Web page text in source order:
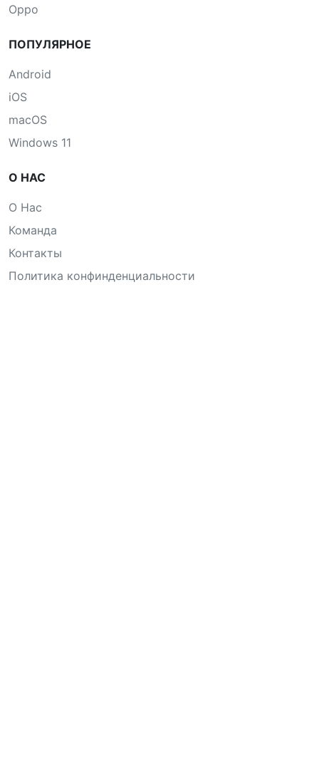
Oppo
ПОПУЛЯРНОЕ
Android
iOS
macOS
Windows 11
О НАС
О Нас
Команда
Контакты
Политика конфинденциальности